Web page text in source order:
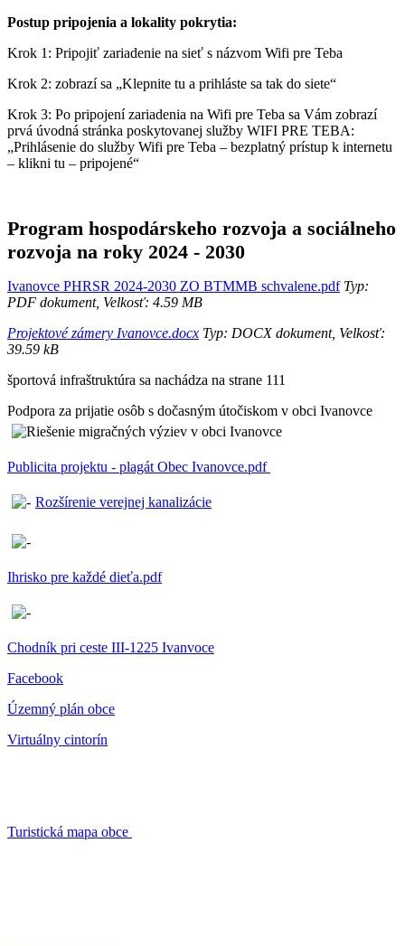
Postup pripojenia a lokality pokrytia:
Krok 1: Pripojiť zariadenie na sieť s názvom Wifi pre Teba
Krok 2: zobrazí sa „Klepnite tu a prihláste sa tak do siete“
Krok 3: Po pripojení zariadenia na Wifi pre Teba sa Vám zobrazí
prvá úvodná stránka poskytovanej služby WIFI PRE TEBA:
„Prihlásenie do služby Wifi pre Teba – bezplatný prístup k internetu
– klikni tu – pripojené“
Program hospodárskeho rozvoja a sociálneho
rozvoja na roky 2024 - 2030
Ivanovce PHRSR 2024-2030 ZO BTMMB schvalene.pdfTyp:
PDF dokument, Velkosť: 4.59 MB
Projektové zámery Ivanovce.docx Typ: DOCX dokument, Velkosť:
39.59 kB
športová infraštruktúra sa nachádza na strane 111
Podpora za prijatie osôb s dočasným útočiskom v obci Ivanovce
Publicita projektu - plagát Obec Ivanovce.pdf
Rozšírenie verejnej kanalizácie
Ihrisko pre každé dieťa.pdf
Chodník pri ceste III-1225 Ivanvoce
Facebook
Územný plán obce
Virtuálny cintorín
Turistická mapa obce